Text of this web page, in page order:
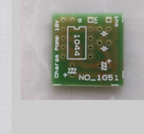
Charge Pomp 18Vプリント基板
¥250